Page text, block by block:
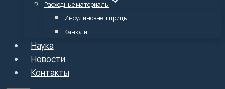
Расходные материалы
Инсулиновые шприцы
Канюли
Наука
Новости
Контакты